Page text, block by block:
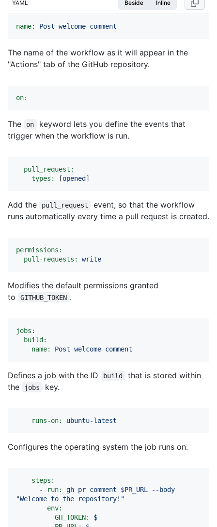
YAML Beside Inline
name: Post welcome comment
The name of the workflow as it will appear in the
"Actions" tab of the GitHub repository.
on:
The on
keyword lets you define the events that
trigger when the workflow is run.
pull_request:
types:
[opened ]
Add the pull_request
event, so that the workflow
runs automatically every time a pull request is created.
permissions:
pull-requests:
write
Modifies the default permissions granted
to
GITHUB_TOKEN .
jobs:
build:
name:
Post welcome comment
Defines a job with the ID build
that is stored within
the
jobs key.
runs-on: ubuntu-latest
Configures the operating system the job runs on.
steps:
-
run: gh pr comment $PR_URL
--body
"Welcome to the repository!"
env:
GH_TOKEN:
$